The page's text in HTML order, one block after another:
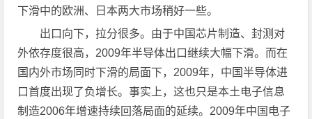
下滑中的欧洲、日本两大市场稍好一些。
出口向下，拉分很多。由于中国芯片制造、封测对
外依存度很高，2009年半导体出口继续大幅下滑。而在
国内外市场同时下滑的局面下，2009年，中国半导体进
口首度出现了负增长。事实上，这也只是本土电子信息
制造2006年增速持续回落局面的延续。2009年中国电子